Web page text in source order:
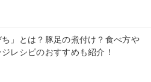
」とは？豚足の煮付け？食べ方や
レシピのおすすめも紹介！